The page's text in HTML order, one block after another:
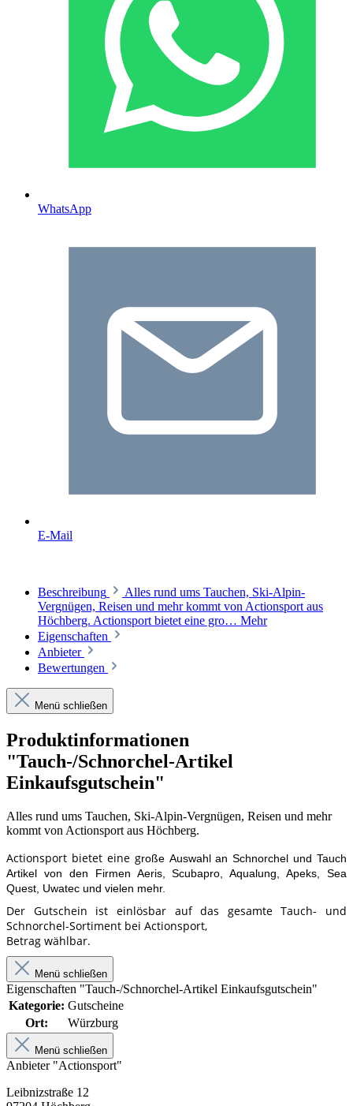
WhatsApp
E-Mail
Beschreibung
Alles rund ums Tauchen, Ski-Alpin-
Vergnügen, Reisen und mehr kommt von Actionsport aus
Höchberg. Actionsport bietet eine gro… Mehr
Eigenschaften
Anbieter
Bewertungen
Menü schließen
Produktinformationen
"Tauch-/Schnorchel-Artikel
Einkaufsgutschein"
Alles rund ums Tauchen, Ski-Alpin-Vergnügen, Reisen und mehr
kommt von Actionsport aus Höchberg.
Actionsport bietet eine große Auswahl an Schnorchel und Tauch
Artikel von den Firmen Aeris, Scubapro, Aqualung, Apeks, Sea
Quest, Uwatec und vielen mehr.
Der Gutschein ist einlösbar auf das gesamte Tauch- und
Schnorchel-Sortiment bei Actionsport,
Betrag wählbar.
Menü schließen
Eigenschaften "Tauch-/Schnorchel-Artikel Einkaufsgutschein"
Kategorie: Gutscheine
Ort:
Würzburg
Menü schließen
Anbieter "Actionsport"
Leibnizstraße 12